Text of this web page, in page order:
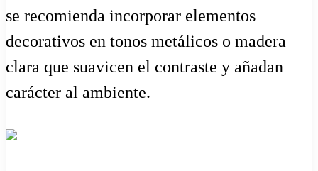
se recomienda incorporar elementos
decorativos en tonos metálicos o madera
clara que suavicen el contraste y añadan
carácter al ambiente.